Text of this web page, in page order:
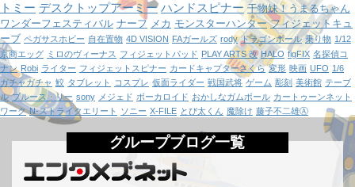
トミー デスクトップアーミー ハンドスピナー 干物妹！うまるちゃん
ワンダーフェスティバル ナーフ メカ モンスターハンター フィジェットキュ
ーブ ペガサスホビー 自在置物 4D VISION FAガールズ rody ドラゴンボール 乗り物 1/12
京商エッグ ミロのヴィーナス フィジェットパッド PLAY ARTS 改 HALO figFIX 名探偵コ
ナン Robi ライター フィジェットスピナー カードキャプターさくら 変形 映画 UFO 1/6
ガチャガチャ 鮫 タブレット コスプレ 仮面ライダー 戦国武将 ゲーム 彫刻 美術館 テーブ
ル ブルース・リー sony メジェド ボーカロイド おかしなガムボール カートゥーンネット
ワーク N-ストライクエリート ソニー X-FILE とび太くん 魔除け 藤子不二雄Ⓐ
グループブログ一覧